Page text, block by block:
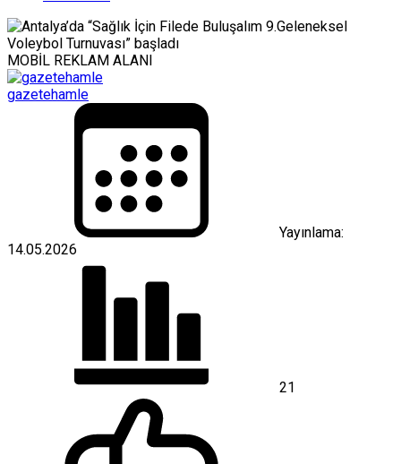
MOBİL REKLAM ALANI
gazetehamle
Yayınlama:
14.05.2026
21